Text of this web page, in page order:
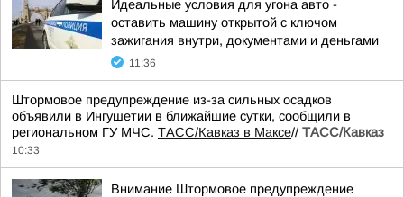
Идеальные условия для угона авто -
оставить машину открытой с ключом
зажигания внутри, документами и деньгами
11:36
Штормовое предупреждение из-за сильных осадков
объявили в Ингушетии в ближайшие сутки, сообщили в
региональном ГУ МЧС. ТАСС/Кавказ в Максе// ТАСС/Кавказ
10:33
Внимание Штормовое предупреждение